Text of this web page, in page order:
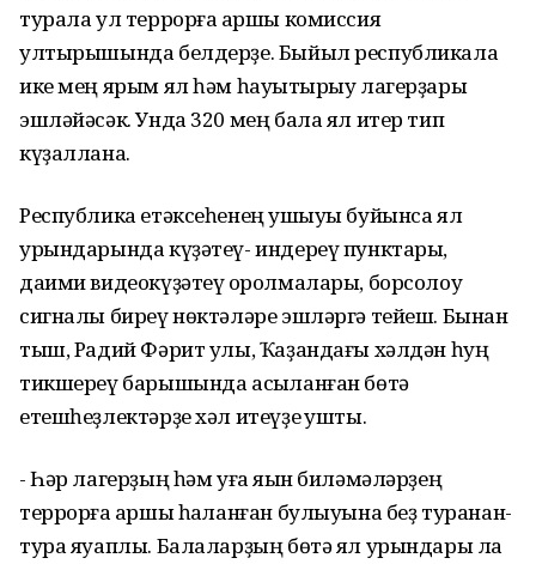
турала ул террорға ҡаршы комиссия
ултырышында белдерҙе. Быйыл республикала
ике мең ярым ял һәм һауыҡтырыу лагерҙары
эшләйәсәк. Унда 320 мең бала ял итер тип
күҙаллана.
Республика етәксеһенең ҡушыуы буйынса ял
урындарында күҙәтеү- индереү пунктары,
даими видеокүҙәтеү ҡоролмалары, борсолоу
сигналы биреү нөктәләре эшләргә тейеш. Бынан
тыш, Радий Фәрит улы, Ҡаҙандағы хәлдән һуң
тикшереү барышында асыҡланған бөтә
етешһеҙлектәрҙе хәл итеүҙе ҡушты.
- Һәр лагерҙың һәм уға яҡын биләмәләрҙең
террорға ҡаршы һаҡланған булыуына беҙ туранан-
тура яуаплы. Балаларҙың бөтә ял урындары ла